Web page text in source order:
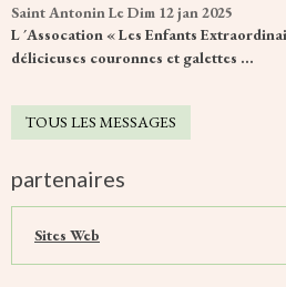
Saint AntoninLe Dim 12 jan 2025
L ´Assocation « Les Enfants
délicieuses couronnes et galettes ...
TOUS LES MESSAGES
partenaires
Sites Web